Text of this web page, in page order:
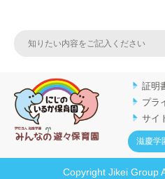
証明
プラ
サイ
滋慶学
Copyright Jikei Group